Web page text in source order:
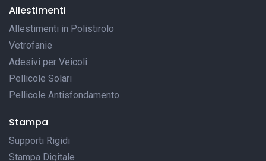
Allestimenti
Allestimenti in Polistirolo
Vetrofanie
Adesivi per Veicoli
Pellicole Solari
Pellicole Antisfondamento
Stampa
Supporti Rigidi
Stampa Digitale